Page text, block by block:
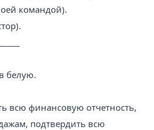
командой).
белую.
всю финансовую отчетность,
подтвердить всю